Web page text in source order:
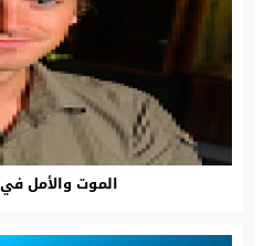
الموت والأمل في